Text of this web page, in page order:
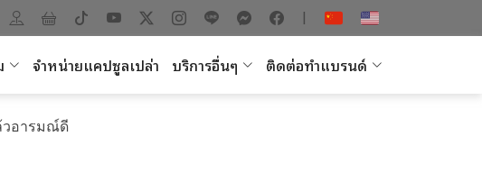
|
จำหน่ายแคปซูลเปล่า บริการอื่นๆ ติดต่อทำแบรนด์
วอารมณ์ดี